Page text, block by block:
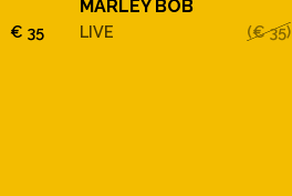
€ 35
MARLEY BOB
LIVE (€ 35)